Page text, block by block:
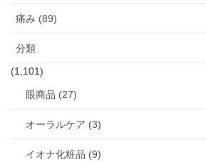
痛み (89)
分類
(1,101)
眼商品 (27)
オーラルケア (3)
イオナ化粧品 (9)